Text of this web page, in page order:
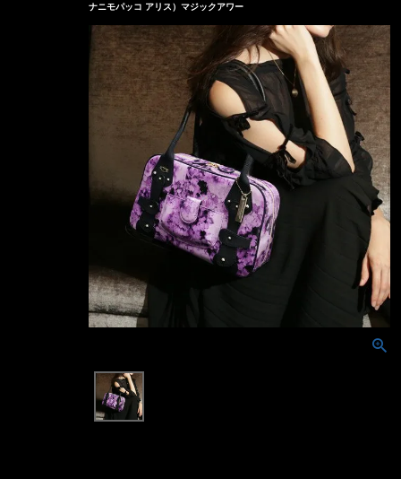
ナニモパッコ アリス）マジックアワー